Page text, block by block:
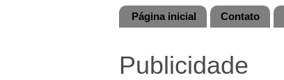
Página inicial Contato
Publicidade